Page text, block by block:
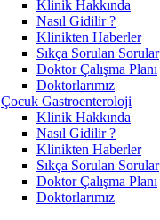
Klinik Hakkında
Nasıl Gidilir ?
Klinikten Haberler
Sıkça Sorulan Sorular
Doktor Çalışma Planı
Doktorlarımız
Çocuk Gastroenteroloji
Klinik Hakkında
Nasıl Gidilir ?
Klinikten Haberler
Sıkça Sorulan Sorular
Doktor Çalışma Planı
Doktorlarımız